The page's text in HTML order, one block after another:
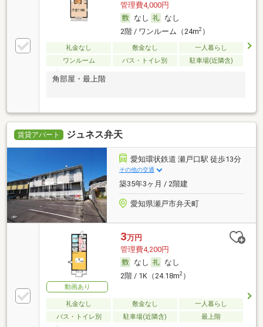
管理費4,000円
なし
なし
2階 / ワンルーム（24m2）
礼金なし 敷金なし
一人暮らし
ワンルーム
バス・トイレ別 駐車場(近隣含)
角部屋・最上階
賃貸アパート ジュネス弁天
愛知環状鉄道 瀬戸口駅 徒歩13分
その他の交通
築35年3ヶ月 / 2階建
愛知県瀬戸市弁天町
動画あり
3万円
管理費4,200円
なし
なし
2階 / 1K（24.18m2）
礼金なし 敷金なし
一人暮らし
バス・トイレ別
駐車場(近隣含) 最上階